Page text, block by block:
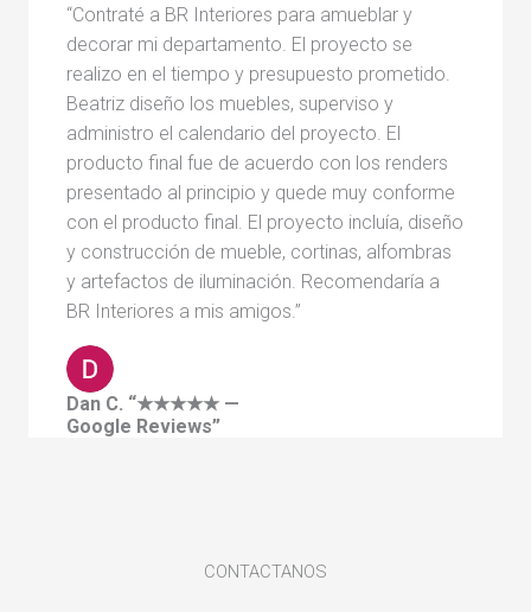
“Contraté a BR Interiores para amueblar y
decorar mi departamento. El proyecto se
realizo en el tiempo y presupuesto prometido.
Beatriz diseño los muebles, superviso y
administro el calendario del proyecto. El
producto final fue de acuerdo con los renders
presentado al principio y quede muy conforme
con el producto final. El proyecto incluía, diseño
y construcción de mueble, cortinas, alfombras
y artefactos de iluminación. Recomendaría a
BR Interiores a mis amigos.”
Dan C. “★★★★★ —
Google Reviews”
CONTACTANOS